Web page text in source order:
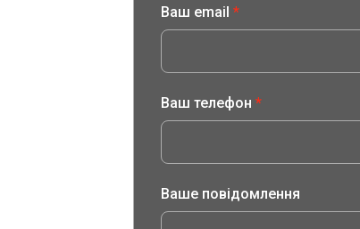
Ваш email *
Ваш телефон *
Ваше повідомлення